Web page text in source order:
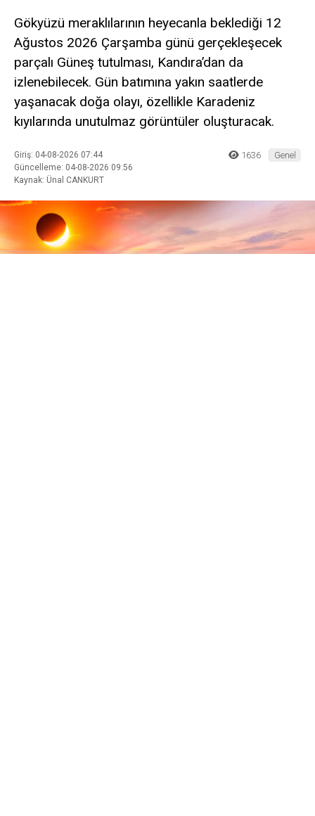
Gökyüzü meraklılarının heyecanla beklediği 12
Ağustos 2026 Çarşamba günü gerçekleşecek
parçalı Güneş tutulması, Kandıra’dan da
izlenebilecek. Gün batımına yakın saatlerde
yaşanacak doğa olayı, özellikle Karadeniz
kıyılarında unutulmaz görüntüler oluşturacak.
Giriş: 04-08-2026 07:44
Güncelleme: 04-08-2026 09:56
Kaynak: Ünal CANKURT
1636 Genel